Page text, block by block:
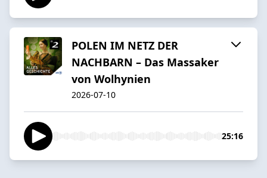
POLEN IM NETZ DER
NACHBARN – Das Massaker
von Wolhynien
2026-07-10
25:16